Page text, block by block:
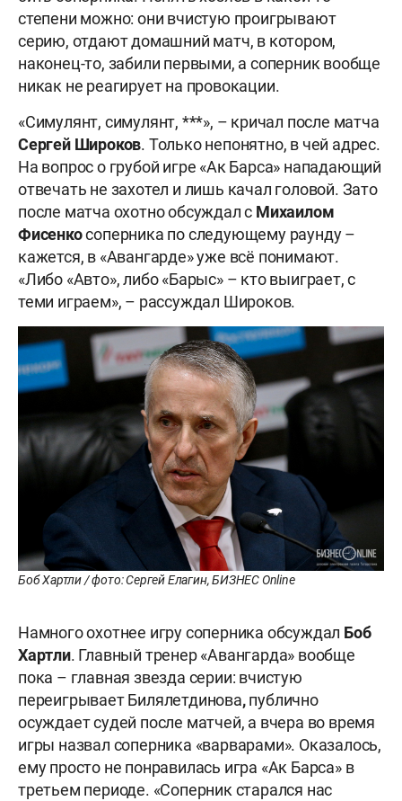
степени можно: они вчистую проигрывают
серию, отдают домашний матч, в котором,
наконец-то, забили первыми, а соперник вообще
никак не реагирует на провокации.
«Симулянт, симулянт, ***», – кричал после матча
Сергей Широков. Только непонятно, в чей адрес.
На вопрос о грубой игре «Ак Барса» нападающий
отвечать не захотел и лишь качал головой. Зато
после матча охотно обсуждал с Михаилом
Фисенкосоперника по следующему раунду –
кажется, в «Авангарде» уже всё понимают.
«Либо «Авто», либо «Барыс» – кто выиграет, с
теми играем», – рассуждал Широков.
Боб Хартли / фото: Сергей Елагин, БИЗНЕС Online
Намного охотнее игру соперника обсуждал Боб
Хартли. Главный тренер «Авангарда» вообще
пока – главная звезда серии: вчистую
переигрывает Билялетдинова,публично
осуждает судей после матчей, а вчера во время
игры назвал соперника «варварами». Оказалось,
ему просто не понравилась игра «Ак Барса» в
третьем периоде. «Соперник старался нас